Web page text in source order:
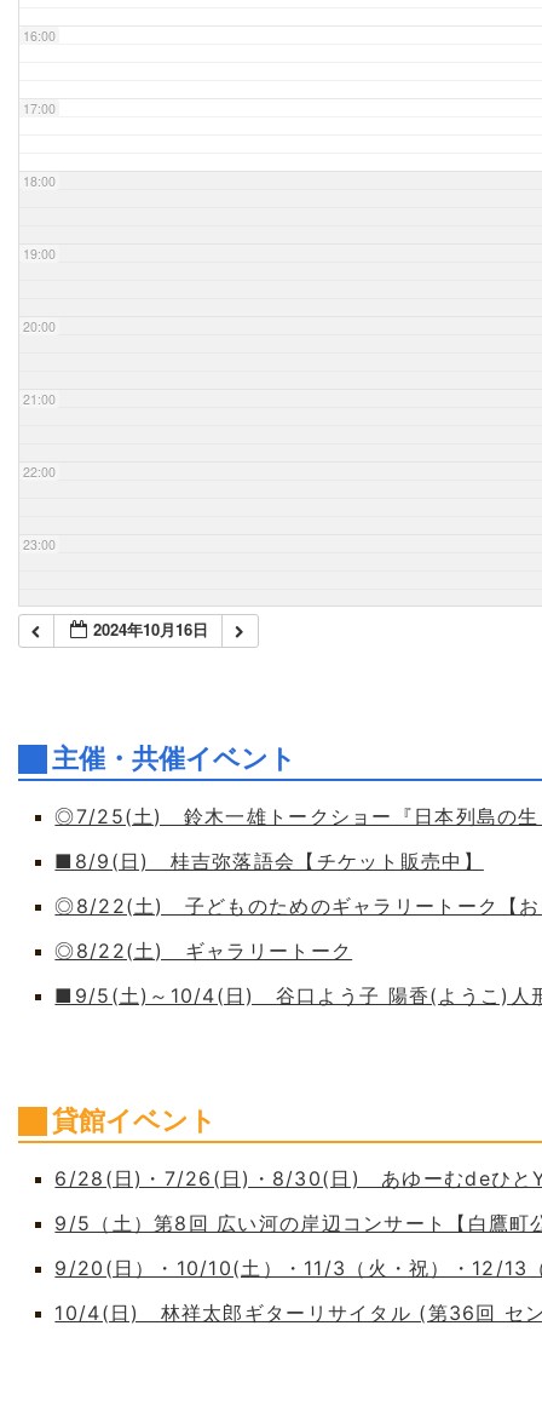
16:00
17:00
18:00
19:00
20:00
21:00
22:00
23:00
2024年10月16日
主催・共催イベント
◎7/25(土) 鈴木一雄トークショー『日本列島の生
■8/9(日) 桂吉弥落語会【チケット販売中】
◎8/22(土) 子どものためのギャラリートーク【お
◎8/22(土) ギャラリートーク
■9/5(土)～10/4(日) 谷口よう子 陽香(ようこ)人
貸館イベント
6/28(日)・7/26(日)・8/30(日) あゆーむdeひと
9/5（土）第8回 広い河の岸辺コンサート【白鷹町
9/20(日）・10/10(土）・11/3（火・祝）・12/
10/4(日) 林祥太郎ギターリサイタル (第36回 セ